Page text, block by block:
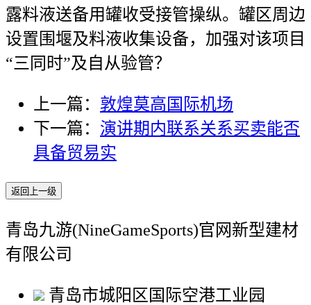
露料液送备用罐收受接管操纵。罐区周边
设置围堰及料液收集设备，加强对该项目
“三同时”及自从验管？
上一篇： 敦煌莫高国际机场
下一篇： 演讲期内联系关系买卖能否
具备贸易实
返回上一级
青岛九游(NineGameSports)官网新型建材
有限公司
青岛市城阳区国际空港工业园